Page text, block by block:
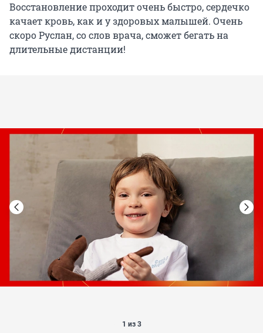
Восстановление проходит очень быстро, сердечко
качает кровь, как и у здоровых малышей. Очень
скоро Руслан, со слов врача, сможет бегать на
длительные дистанции!
1 из 3